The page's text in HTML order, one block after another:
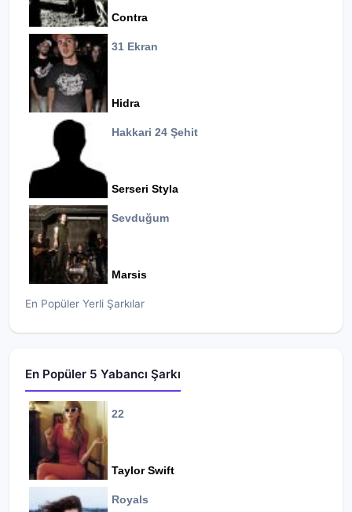
Contra
31 Ekran
Hidra
Hakkari 24 Şehit
Serseri Styla
Sevduğum
Marsis
En Popüler Yerli Şarkılar
En Popüler 5 Yabancı Şarkı
22
Taylor Swift
Royals